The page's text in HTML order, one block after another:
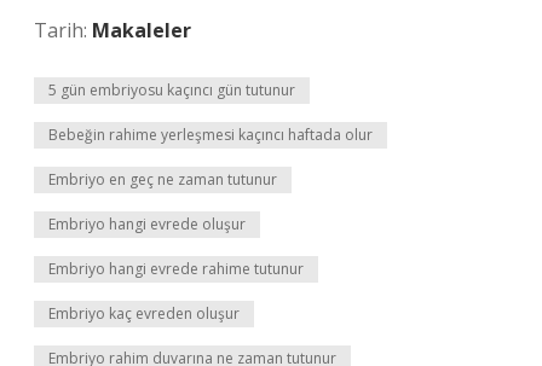
Tarih: Makaleler
5 gün embriyosu kaçıncı gün tutunur
Bebeğin rahime yerleşmesi kaçıncı haftada olur
Embriyo en geç ne zaman tutunur
Embriyo hangi evrede oluşur
Embriyo hangi evrede rahime tutunur
Embriyo kaç evreden oluşur
Embriyo rahim duvarına ne zaman tutunur